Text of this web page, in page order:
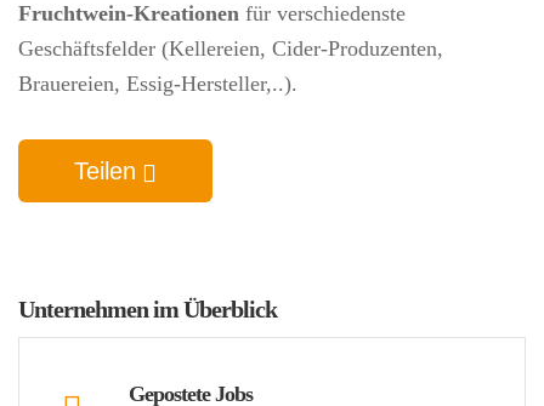
Fruchtwein-Kreationen für verschiedenste
Geschäftsfelder (Kellereien, Cider-Produzenten,
Brauereien, Essig-Hersteller,..).
Teilen
Unternehmen im Überblick
Gepostete Jobs